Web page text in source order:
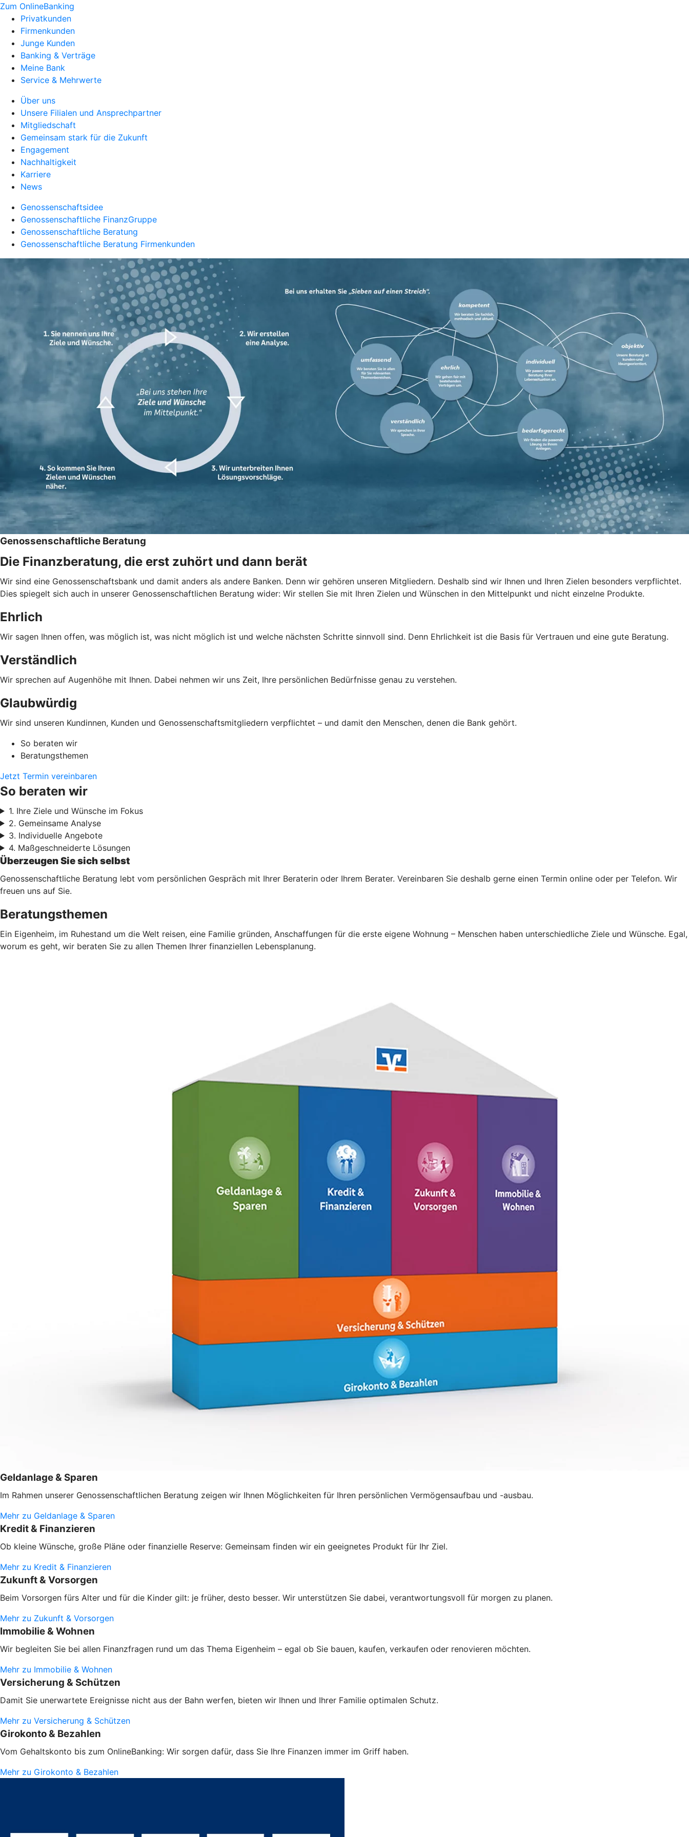
Zum OnlineBanking
Privatkunden
Firmenkunden
Junge Kunden
Banking & Verträge
Meine Bank
Service & Mehrwerte
Über uns
Unsere Filialen und Ansprechpartner
Mitgliedschaft
Gemeinsam stark für die Zukunft
Engagement
Nachhaltigkeit
Karriere
News
Genossenschaftsidee
Genossenschaftliche FinanzGruppe
Genossenschaftliche Beratung
Genossenschaftliche Beratung Firmenkunden
Genossenschaftliche Beratung
Die Finanzberatung, die erst zuhört und dann berät
Wir sind eine Genossenschaftsbank und damit anders als andere Banken. Denn wir gehören unseren Mitgliedern. Deshalb sind wir Ihnen und Ihren Zielen besonders verpflichtet.
Dies spiegelt sich auch in unserer Genossenschaftlichen Beratung wider: Wir stellen Sie mit Ihren Zielen und Wünschen in den Mittelpunkt und nicht einzelne Produkte.
Ehrlich
Wir sagen Ihnen offen, was möglich ist, was nicht möglich ist und welche nächsten Schritte sinnvoll sind. Denn Ehrlichkeit ist die Basis für Vertrauen und eine gute Beratung.
Verständlich
Wir sprechen auf Augenhöhe mit Ihnen. Dabei nehmen wir uns Zeit, Ihre persönlichen Bedürfnisse genau zu verstehen.
Glaubwürdig
Wir sind unseren Kundinnen, Kunden und Genossenschaftsmitgliedern verpflichtet – und damit den Menschen, denen die Bank gehört.
So beraten wir
Beratungsthemen
Jetzt Termin vereinbaren
So beraten wir
1. Ihre Ziele und Wünsche im Fokus
2. Gemeinsame Analyse
3. Individuelle Angebote
4. Maßgeschneiderte Lösungen
Überzeugen Sie sich selbst
Genossenschaftliche Beratung lebt vom persönlichen Gespräch mit Ihrer Beraterin oder Ihrem Berater. Vereinbaren Sie deshalb gerne einen Termin online oder per Telefon. Wir
freuen uns auf Sie.
Beratungsthemen
Ein Eigenheim, im Ruhestand um die Welt reisen, eine Familie gründen, Anschaffungen für die erste eigene Wohnung – Menschen haben unterschiedliche Ziele und Wünsche. Egal,
worum es geht, wir beraten Sie zu allen Themen Ihrer finanziellen Lebensplanung.
Geldanlage & Sparen
Im Rahmen unserer Genossenschaftlichen Beratung zeigen wir Ihnen Möglichkeiten für Ihren persönlichen Vermögensaufbau und -ausbau.
Mehr zu Geldanlage & Sparen
Kredit & Finanzieren
Ob kleine Wünsche, große Pläne oder finanzielle Reserve: Gemeinsam finden wir ein geeignetes Produkt für Ihr Ziel.
Mehr zu Kredit & Finanzieren
Zukunft & Vorsorgen
Beim Vorsorgen fürs Alter und für die Kinder gilt: je früher, desto besser. Wir unterstützen Sie dabei, verantwortungsvoll für morgen zu planen.
Mehr zu Zukunft & Vorsorgen
Immobilie & Wohnen
Wir begleiten Sie bei allen Finanzfragen rund um das Thema Eigenheim – egal ob Sie bauen, kaufen, verkaufen oder renovieren möchten.
Mehr zu Immobilie & Wohnen
Versicherung & Schützen
Damit Sie unerwartete Ereignisse nicht aus der Bahn werfen, bieten wir Ihnen und Ihrer Familie optimalen Schutz.
Mehr zu Versicherung & Schützen
Girokonto & Bezahlen
Vom Gehaltskonto bis zum OnlineBanking: Wir sorgen dafür, dass Sie Ihre Finanzen immer im Griff haben.
Mehr zu Girokonto & Bezahlen